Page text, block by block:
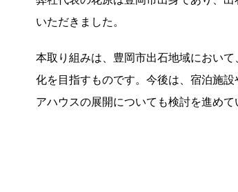
いただきました。
本取り組みは、豊岡市出石地域におい
化を目指すものです。今後は、宿泊施
アハウスの展開についても検討を進めて